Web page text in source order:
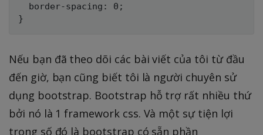
  border-spacing: 0;
Nếu bạn đã theo dõi các bài viết của tôi từ đầu
đến giờ, bạn cũng biết tôi là người chuyên sử
dụng bootstrap. Bootstrap hỗ trợ rất nhiều thứ
bởi nó là 1 framework css. Và một sự tiện lợi
trong số đó là bootstrap có sẵn phần